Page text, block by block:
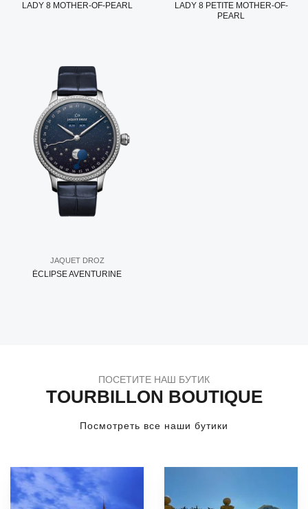
LADY 8 MOTHER-OF-PEARL
LADY 8 PETITE MOTHER-OF-
PEARL
JAQUET DROZ
ÉCLIPSE AVENTURINE
ПОСЕТИТЕ НАШ БУТИК
TOURBILLON BOUTIQUE
Посмотреть все наши бутики